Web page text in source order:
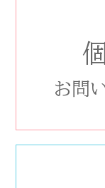
お問